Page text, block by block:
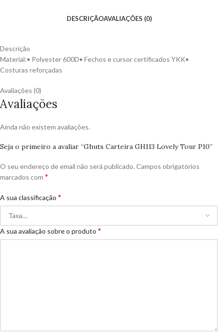
DESCRIÇÃOAVALIAÇÕES (0)
Descrição
Material:• Polyester 600D• Fechos e cursor certificados YKK•
Costuras reforçadas
Avaliações (0)
Avaliações
Ainda não existem avaliações.
Seja o primeiro a avaliar “Ghuts Carteira GH113 Lovely Tour P10”
O seu endereço de email não será publicado.Campos obrigatórios
marcados com *
A sua classificação *
A sua avaliação sobre o produto *